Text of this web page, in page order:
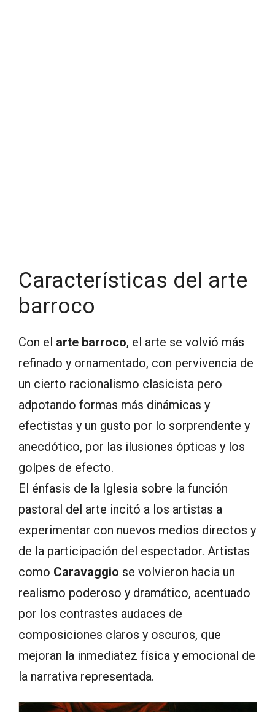
Características del arte
barroco
Con el arte barroco, el arte se volvió más
refinado y ornamentado, con pervivencia de
un cierto racionalismo clasicista pero
adpotando formas más dinámicas y
efectistas y un gusto por lo sorprendente y
anecdótico, por las ilusiones ópticas y los
golpes de efecto.
El énfasis de la Iglesia sobre la función
pastoral del arte incitó a los artistas a
experimentar con nuevos medios directos y
de la participación del espectador. Artistas
como Caravaggio se volvieron hacia un
realismo poderoso y dramático, acentuado
por los contrastes audaces de
composiciones claros y oscuros, que
mejoran la inmediatez física y emocional de
la narrativa representada.